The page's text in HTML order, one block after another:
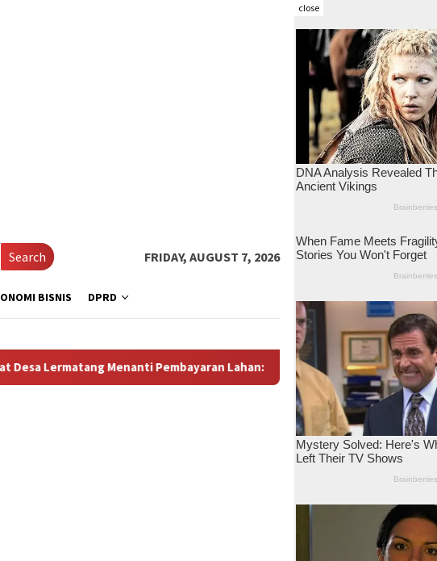
close
Search FRIDAY, AUGUST 7, 2026
BISNIS DPRD
Lahan: Antara Dugaan Konspirasi dan Bayang-Bayang “Makelar